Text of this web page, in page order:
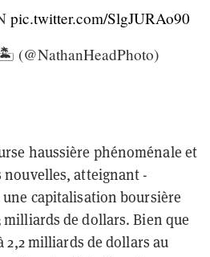
pic.twitter.com/SlgJURAo90
haussière phénoménale et
atteignant -
capitalisation boursière
de dollars. Bien que
2,2 milliards de dollars au